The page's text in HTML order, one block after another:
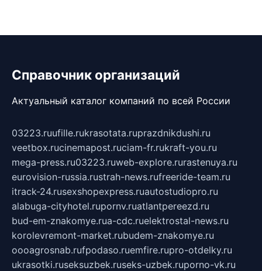
Справочник организаций
Актуальный каталог компаний по всей России
03223.ruufille.rukrasotata.ruprazdnikdushi.ru
veetbox.rucinemapost.ruciam-fr.rukraft-you.ru
mega-press.ru03223.ruweb-explore.rurastenuya.ru
eurovision-russia.rustrah-news.rufreeride-team.ru
itrack-24.rusexshopexpress.ruautostudiopro.ru
alabuga-cityhotel.rupornv.ruatlantpereezd.ru
bud-em-znakomye.rua-cdc.ruelektrostal-news.ru
korolevremont-market.rubudem-znakomye.ru
oooagrosnab.rufpodaso.ruemfire.rupro-otdelky.ru
ukrasotki.ruseksuzbek.ruseks-uzbek.ruporno-vk.ru